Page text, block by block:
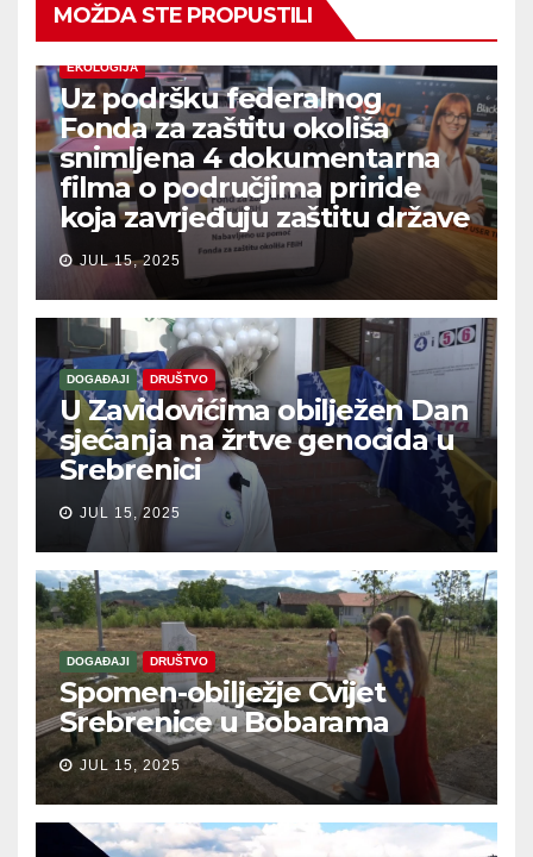
MOŽDA STE PROPUSTILI
EKOLOGIJA
Uz podršku federalnog
Fonda za zaštitu okoliša
snimljena 4 dokumentarna
filma o područjima priride
koja zavrjeđuju zaštitu države
JUL 15, 2025
DOGAĐAJI DRUŠTVO
U Zavidovićima obilježen Dan
sjećanja na žrtve genocida u
Srebrenici
JUL 15, 2025
DOGAĐAJI DRUŠTVO
Spomen-obilježje Cvijet
Srebrenice u Bobarama
JUL 15, 2025